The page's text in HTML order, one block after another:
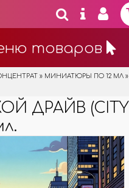
товаров
» МИНИАТЮРЫ ПО 12 МЛ »
ДРАЙВ (CITY